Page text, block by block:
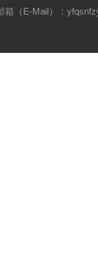
箱（E-Mail）：